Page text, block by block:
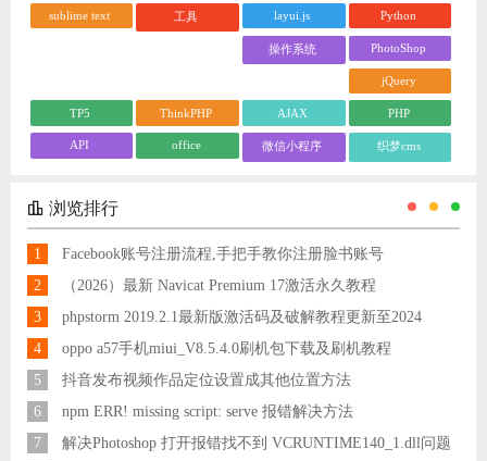
sublime text 工具 layui.js Python
操作系统 PhotoShop
jQuery
TP5 ThinkPHP AJAX PHP
API office 微信小程序 织梦cms
浏览排行
1
Facebook账号注册流程,手把手教你注册脸书账号
2
（2026）最新 Navicat Premium 17激活永久教程
3
phpstorm 2019.2.1最新版激活码及破解教程更新至2024
4
oppo a57手机miui_V8.5.4.0刷机包下载及刷机教程
5
抖音发布视频作品定位设置成其他位置方法
6
npm ERR! missing script: serve 报错解决方法
7
解决Photoshop 打开报错找不到 VCRUNTIME140_1.dll问题